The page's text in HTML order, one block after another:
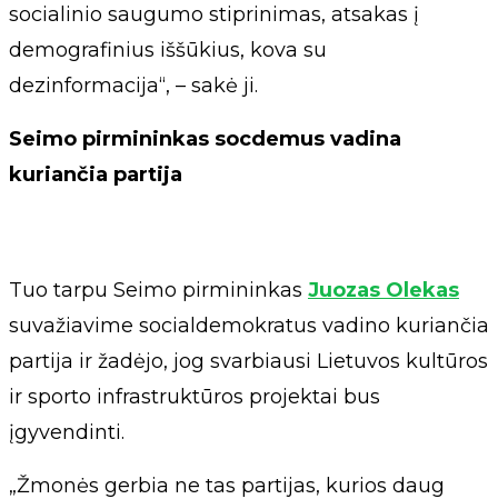
socialinio saugumo stiprinimas, atsakas į
demografinius iššūkius, kova su
dezinformacija“, – sakė ji.
Seimo pirmininkas socdemus vadina
kuriančia partija
Tuo tarpu Seimo pirmininkas Juozas Olekas
suvažiavime socialdemokratus vadino kuriančia
partija ir žadėjo, jog svarbiausi Lietuvos kultūros
ir sporto infrastruktūros projektai bus
įgyvendinti.
„Žmonės gerbia ne tas partijas, kurios daug